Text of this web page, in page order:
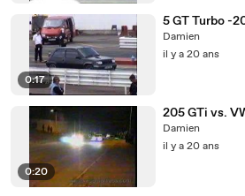
0:17
5 GT Turbo -
Damien
il y a 20 ans
0:20
205 GTi vs.
Damien
il y a 20 ans